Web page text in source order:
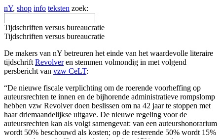
nY, shop info teksten zoek:
Tijdschriften versus bureaucratie
Tijdschriften versus bureaucratie
De makers van nY betreuren het einde van het waardevolle literaire
tijdschrift Revolveren stemmen volmondig in met volgend
persbericht van vzw CeLT:
“De nieuwe fiscale verplichting om de roerende voorheffing op
auteursrechten te innen en de bijhorende administratieve rompslomp
hebben vzw Revolver doen beslissen om na 42 jaar te stoppen met
haar driemaandelijkse uitgave. De nieuwe regeling voor de
auteursrechten kan als volgt samengevat: van een auteurshonorarium
wordt 50% beschouwd als kosten; op de resterende 50% wordt 15%